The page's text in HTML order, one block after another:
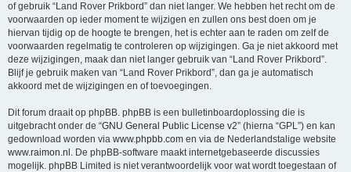
of gebruik “Land Rover Prikbord” dan niet langer. We hebben het recht om de
voorwaarden op ieder moment te wijzigen en zullen ons best doen om je
hiervan tijdig op de hoogte te brengen, het is echter aan te raden om zelf de
voorwaarden regelmatig te controleren op wijzigingen. Ga je niet akkoord met
deze wijzigingen, maak dan niet langer gebruik van “Land Rover Prikbord”.
Blijf je gebruik maken van “Land Rover Prikbord”, dan ga je automatisch
akkoord met de wijzigingen en of toevoegingen.
Dit forum draait op phpBB. phpBB is een bulletinboardoplossing die is
uitgebracht onder de “GNU General Public License v2” (hierna “GPL”) en kan
gedownload worden via www.phpbb.com en via de Nederlandstalige website
www.raimon.nl . De phpBB-software maakt internetgebaseerde discussies
mogelijk. phpBB Limited is niet verantwoordelijk voor wat wordt toegestaan of